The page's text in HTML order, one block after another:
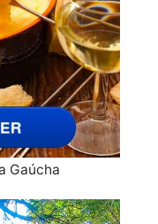
Gaúcha